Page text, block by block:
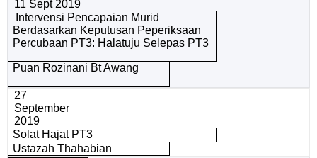
11 Sept 2019
Intervensi Pencapaian Murid
Berdasarkan Keputusan Peperiksaan
Percubaan PT3: Halatuju Selepas PT3
Puan Rozinani Bt Awang
27
September
2019
Solat Hajat PT3
Ustazah Thahabian